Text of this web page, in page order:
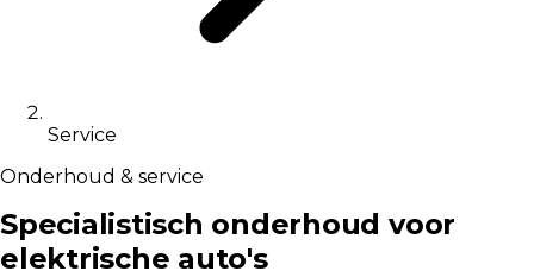
Service
Onderhoud & service
Specialistisch onderhoud voor
elektrische auto's